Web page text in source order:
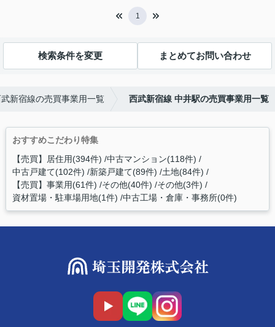
1
検索条件を変更 まとめてお問い合わせ
新宿線の売買事業用一覧 西武新宿線 中井駅の売買事業用一覧
おすすめこだわり特集
【売買】居住用(394件) 中古マンション(118件)
中古戸建て(102件) 新築戸建て(89件) 土地(84件)
【売買】事業用(61件) その他(40件) その他(3件)
資材置場・駐車場用地(1件) 中古工場・倉庫・事務所(0件)